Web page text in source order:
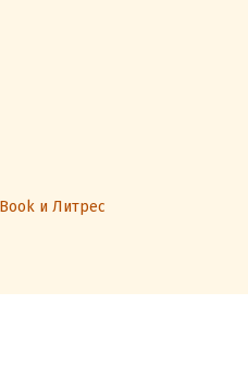
и Литрес